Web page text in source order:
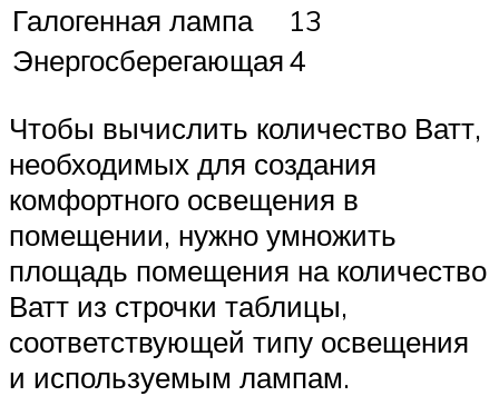
Галогенная лампа
13
Энергосберегающая4
Чтобы вычислить количество Ватт,
необходимых для создания
комфортного освещения в
помещении, нужно умножить
площадь помещения на количество
Ватт из строчки таблицы,
соответствующей типу освещения
и используемым лампам.